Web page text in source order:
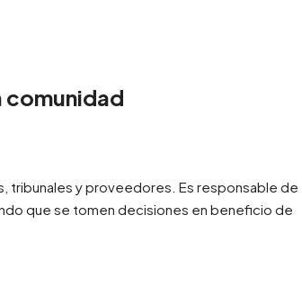
comunidad
tribunales y proveedores. Es responsable de
que se tomen decisiones en beneficio de